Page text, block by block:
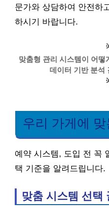
문가와 상담하여 안전하
하시기 바랍니다.
맞춤형 관리 시스템이 어떻
데이터 기반 분석
우리 가게에
예약 시스템, 도입 전 꼭
택 기준을 알려드립니다.
맞춤 시스템 선택